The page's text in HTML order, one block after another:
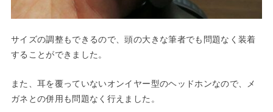
サイズの調整もできるので、頭の大きな筆者でも問題なく装着
することができました。
また、耳を覆っていないオンイヤー型のヘッドホンなので、メ
ガネとの併用も問題なく行えました。